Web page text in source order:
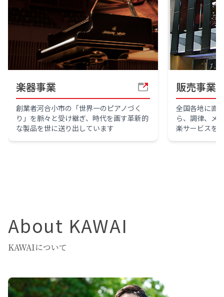
楽器事業
創業者河合小市の「世界一のピアノづく
り」を脈々と受け継ぎ、時代を画す革新的
な製品を世に送り出しています
販売事業
全国各地に直
ら、調律、メ
楽サービスを
About KAWAI
KAWAIについて